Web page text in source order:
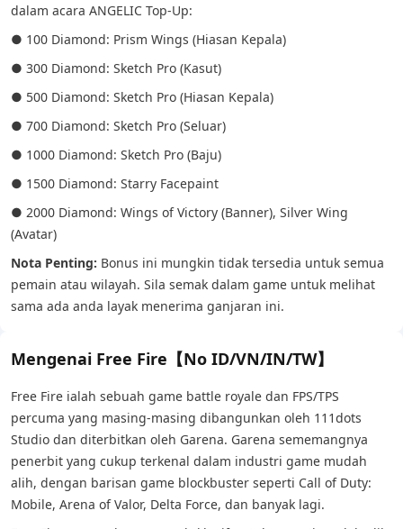
dalam acara ANGELIC Top-Up:
● 100 Diamond: Prism Wings (Hiasan Kepala)
● 300 Diamond: Sketch Pro (Kasut)
● 500 Diamond: Sketch Pro (Hiasan Kepala)
● 700 Diamond: Sketch Pro (Seluar)
● 1000 Diamond: Sketch Pro (Baju)
● 1500 Diamond: Starry Facepaint
● 2000 Diamond: Wings of Victory (Banner), Silver Wing
(Avatar)
Nota Penting: Bonus ini mungkin tidak tersedia untuk semua
pemain atau wilayah. Sila semak dalam game untuk melihat
sama ada anda layak menerima ganjaran ini.
Mengenai Free Fire【No ID/VN/IN/TW】
Free Fire ialah sebuah game battle royale dan FPS/TPS
percuma yang masing-masing dibangunkan oleh 111dots
Studio dan diterbitkan oleh Garena. Garena sememangnya
penerbit yang cukup terkenal dalam industri game mudah
alih, dengan barisan game blockbuster seperti Call of Duty:
Mobile, Arena of Valor, Delta Force, dan banyak lagi.